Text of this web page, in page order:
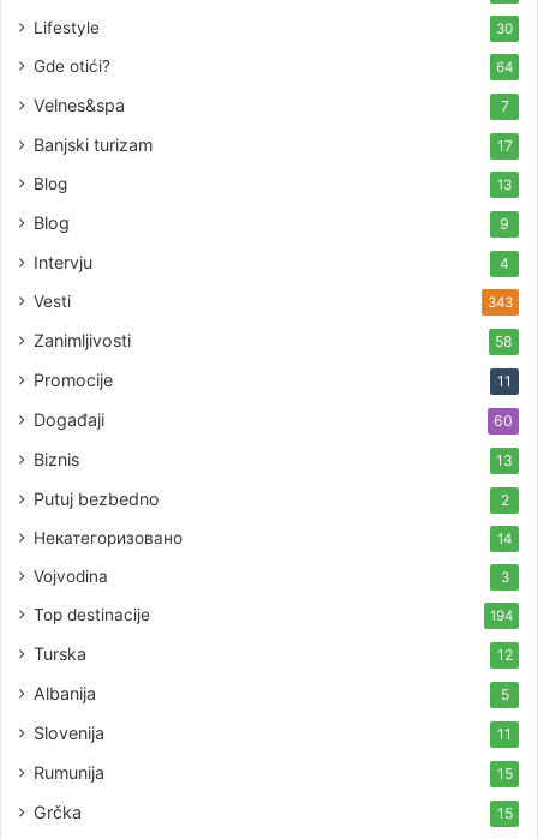
Lifestyle 30
Gde otići? 64
Velnes&spa 7
Banjski turizam 17
Blog 13
Blog 9
Intervju 4
Vesti 343
Zanimljivosti 58
Promocije 11
Događaji 60
Biznis 13
Putuj bezbedno 2
Некатегоризовано 14
Vojvodina 3
Top destinacije 194
Turska 12
Albanija 5
Slovenija 11
Rumunija 15
Grčka 15